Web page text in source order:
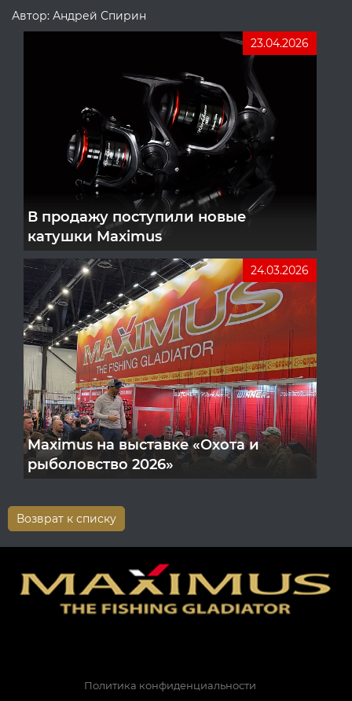
Автор: Андрей Спирин
23.04.2026
В продажу поступили новые
катушки Maximus
24.03.2026
Maximus на выставке «Охота и
рыболовство 2026»
Возврат к списку
Политика конфиденциальности